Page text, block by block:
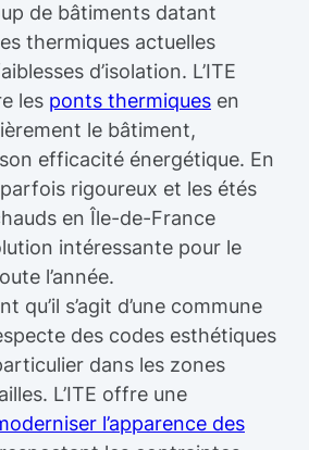
de bâtiments datant
thermiques actuelles
d’isolation. L’ITE
les ponts thermiques en
le bâtiment,
efficacité énergétique. En
rigoureux et les étés
en Île-de-France
intéressante pour le
l’année.
qu’il s’agit d’une commune
des codes esthétiques
dans les zones
L’ITE offre une
l’apparence des